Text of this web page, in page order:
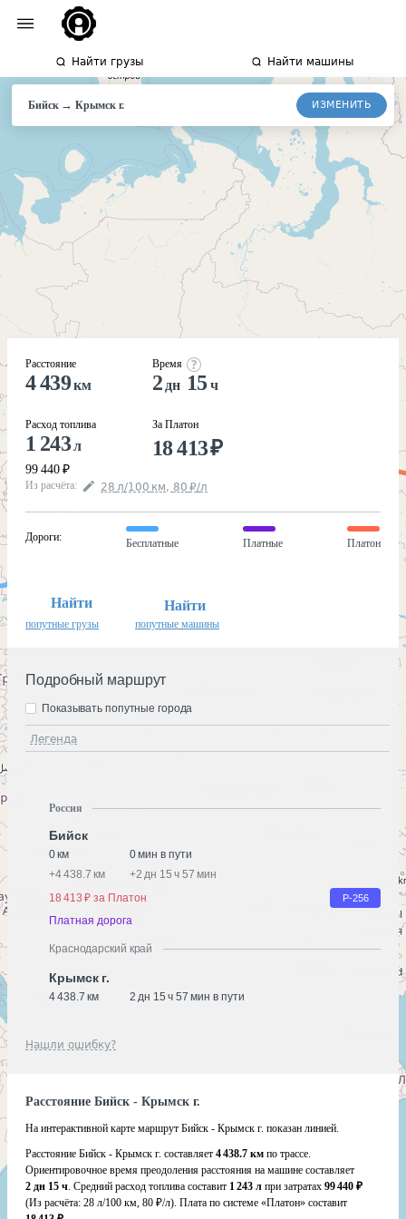
Найти грузы Найти машины
Бийск→Крымск г. ИЗМЕНИТЬ
Расстояние
4 439км
Расход топлива
1 243л
99 440 ₽
Время
2 дн 15 ч
За Платон
18 413₽
Из расчёта: 28 л/100 км, 80 ₽/л
Дороги:
Бесплатные Платные Платон
Найти
попутные грузы
Найти
попутные машины
Подробный маршрут
Легенда
Показывать попутные города
Россия
Бийск
0 км
0 мин в пути
+4 438.7 км +2 дн 15 ч 57 мин
18 413 ₽ за Платон
Р-256
Платная дорога
Краснодарский край
Крымск г.
4 438.7 км 2 дн 15 ч 57 мин в пути
Нашли ошибку?
Расстояние Бийск - Крымск г.
На интерактивной карте маршрут Бийск - Крымск г. показан линией.
Расстояние Бийск - Крымск г. составляет 4 438.7 км по трассе.
Ориентировочное время преодоления расстояния на машине составляет
2 дн 15 ч. Средний расход топлива составит 1 243 л при затратах 99 440 ₽
(Из расчёта: 28 л/100 км, 80 ₽/л). Плата по системе «Платон» составит